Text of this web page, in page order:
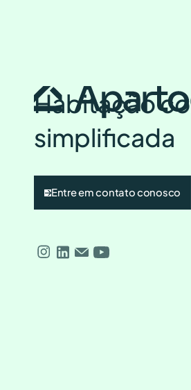
Habitação
simplificada
Entre em contato conosco